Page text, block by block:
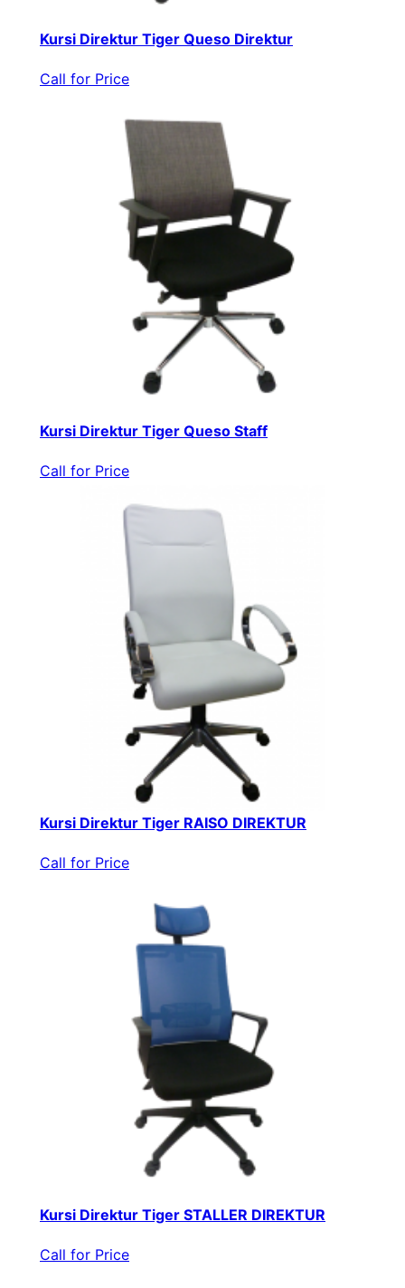
Kursi Direktur Tiger Queso Direktur
Call for Price
Kursi Direktur Tiger Queso Staff
Call for Price
Kursi Direktur Tiger RAISO DIREKTUR
Call for Price
Kursi Direktur Tiger STALLER DIREKTUR
Call for Price